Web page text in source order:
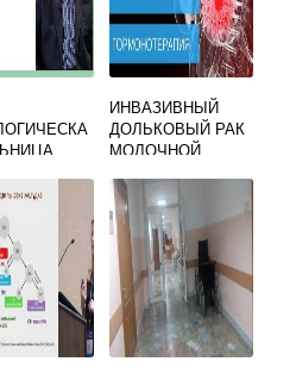
ИНВАЗИВНЫЙ
ДОЛЬКОВЫЙ РАК
МОЛОЧНОЙ